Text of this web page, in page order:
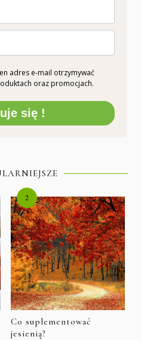
adres e-mail otrzymywać
oraz promocjach.
się !
Co suplementować
jesienią?